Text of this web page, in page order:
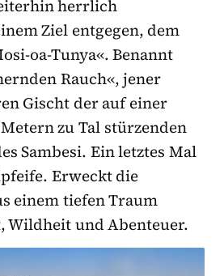
herrlich
Ziel entgegen, dem
oa-Tunya«. Benannt
Rauch«, jener
Gischt der auf einer
zu Tal stürzenden
Sambesi. Ein letztes Mal
Erweckt die
einem tiefen Traum
Wildheit und Abenteuer.